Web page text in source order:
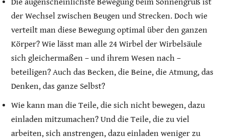
Die augenscheinlichste Bewegung beim Sonnengruß ist
der Wechsel zwischen Beugen und Strecken. Doch wie
verteilt man diese Bewegung optimal über den ganzen
Körper? Wie lässt man alle 24 Wirbel der Wirbelsäule
sich gleichermaßen – und ihrem Wesen nach –
beteiligen? Auch das Becken, die Beine, die Atmung, das
Denken, das ganze Selbst?
Wie kann man die Teile, die sich nicht bewegen, dazu
einladen mitzumachen? Und die Teile, die zu viel
arbeiten, sich anstrengen, dazu einladen weniger zu